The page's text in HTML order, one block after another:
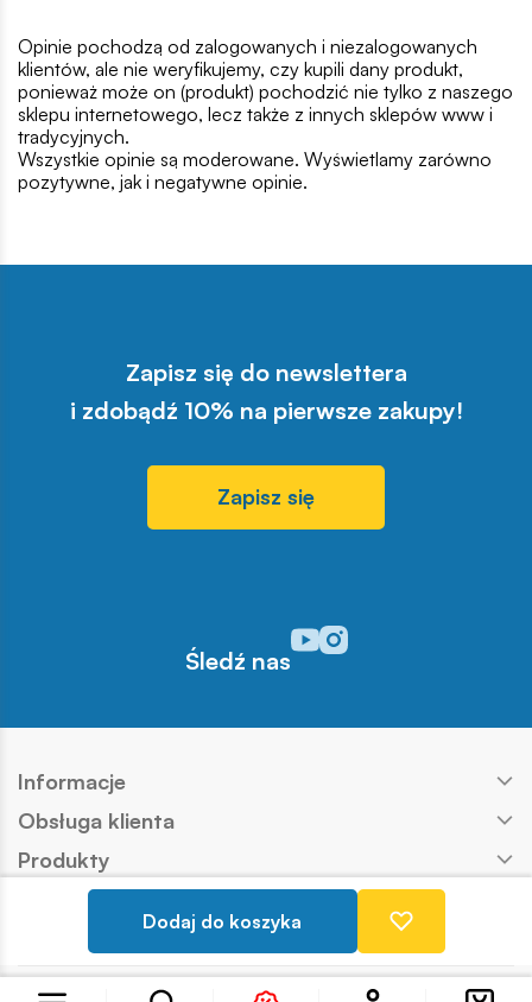
Dodaj do koszyka
Opinie pochodzą od zalogowanych i niezalogowanych
klientów, ale nie weryfikujemy, czy kupili dany produkt,
ponieważ może on (produkt) pochodzić nie tylko z naszego
sklepu internetowego, lecz także z innych sklepów www i
tradycyjnych.
Wszystkie opinie są moderowane. Wyświetlamy zarówno
pozytywne, jak i negatywne opinie.
Zapisz się do newslettera
i zdobądź 10% na pierwsze zakupy!
Zapisz się
Śledź nas
Odwiedź nasz profil w
Odwiedź nasz profil w
Informacje
Obsługa klienta
Produkty
Kontakt
Copyright © COBI SA Realizacja: Ideo